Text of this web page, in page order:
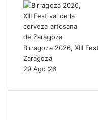
Birragoza 2026, XIII
Zaragoza
29 Ago 26